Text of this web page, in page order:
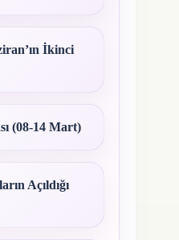
İkinci
(08-14 Mart)
Açıldığı